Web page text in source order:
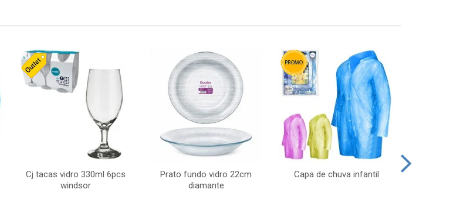
Cj tacas vidro 330ml 6pcs
windsor
Prato fundo vidro 22cm
diamante
Capa de chuva infantil